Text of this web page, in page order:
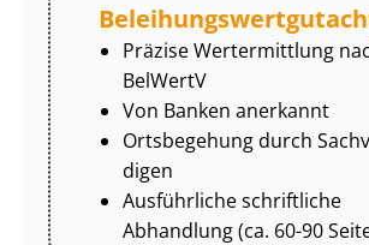
Präzise Wertermittlung
BelWertV
Von Banken anerkannt
Ortsbegehung durch
di­gen
Ausführliche schriftliche
Abhandlung (ca. 60-90